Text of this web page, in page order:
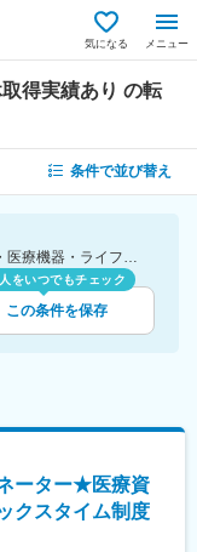
気になる メニュー
得実績あり の転
条件で並び替え
[勤務地]熊本県 [業種]大学・研究施設-医薬品・医療機器・ライフサイエンス・医療系サービス [詳細条件](休日・働き方)産休・育休取得実績あり
をいつでもチェック
この条件を保存
ーター★医療資
クスタイム制度